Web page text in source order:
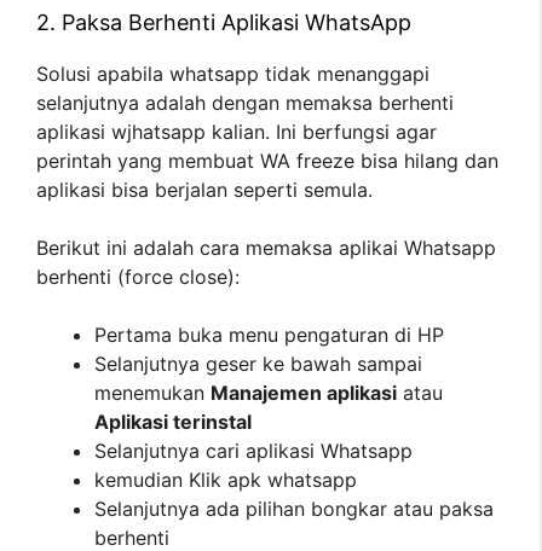
2. Paksa Berhenti Aplikasi WhatsApp
Solusi apabila whatsapp tidak menanggapi
selanjutnya adalah dengan memaksa berhenti
aplikasi wjhatsapp kalian. Ini berfungsi agar
perintah yang membuat WA freeze bisa hilang dan
aplikasi bisa berjalan seperti semula.
Berikut ini adalah cara memaksa aplikai Whatsapp
berhenti (force close):
Pertama buka menu pengaturan di HP
Selanjutnya geser ke bawah sampai
menemukan Manajemen aplikasi atau
Aplikasi terinstal
Selanjutnya cari aplikasi Whatsapp
kemudian Klik apk whatsapp
Selanjutnya ada pilihan bongkar atau paksa
berhenti